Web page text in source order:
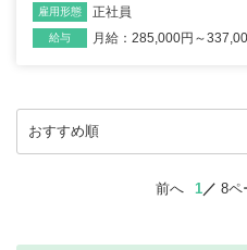
雇用形態 正社員
給与 月給：285,000円～
前へ 1 8ペ